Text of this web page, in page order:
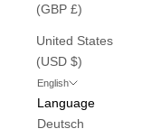
(GBP £)
United States
(USD $)
English
Language
Deutsch